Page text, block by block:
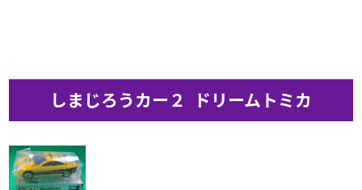
しまじろうカー２ ドリームトミカ